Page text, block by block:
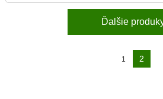
Ďalšie
1 2